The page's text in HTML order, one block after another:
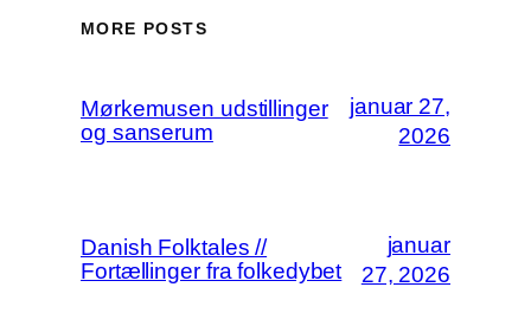
MORE POSTS
Mørkemusen udstillinger
og sanserum
januar 27,
2026
Danish Folktales //
Fortællinger fra folkedybet
januar
27, 2026